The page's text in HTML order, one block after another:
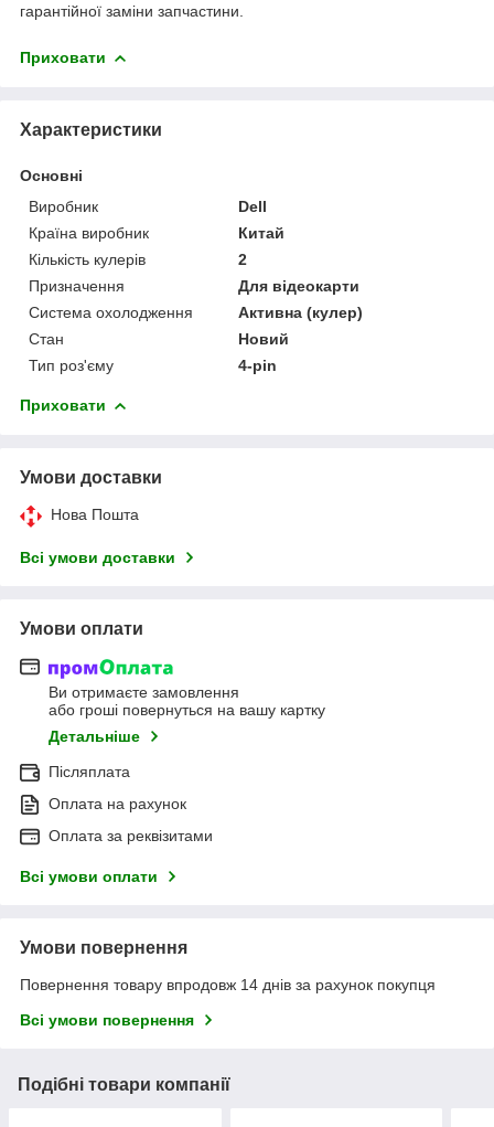
гарантійної заміни запчастини.
Приховати
Характеристики
Основні
Виробник
Dell
Країна виробник
Китай
Кількість кулерів
2
Призначення
Для відеокарти
Система охолодження
Активна (кулер)
Стан
Новий
Тип роз'єму
4-pin
Приховати
Умови доставки
Нова Пошта
Всі умови доставки
Умови оплати
Ви отримаєте замовлення
або гроші повернуться на вашу картку
Детальніше
Післяплата
Оплата на рахунок
Оплата за реквізитами
Всі умови оплати
Умови повернення
Повернення товару впродовж 14 днів за рахунок покупця
Всі умови повернення
Подібні товари компанії